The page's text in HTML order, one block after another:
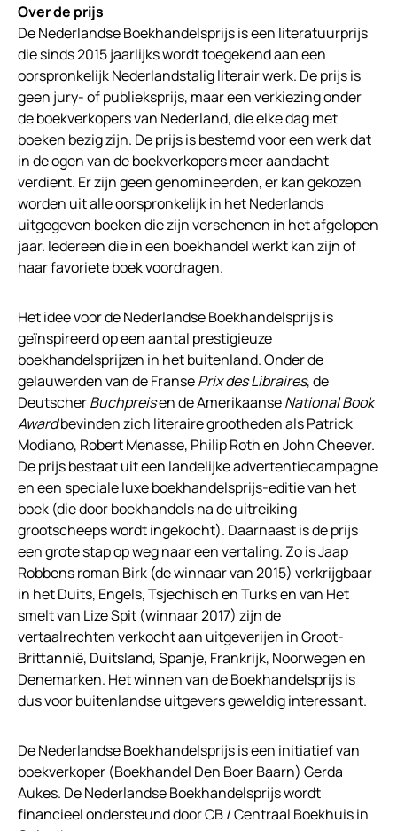
Over de prijs
De Nederlandse Boekhandelsprijs is een literatuurprijs
die sinds 2015 jaarlijks wordt toegekend aan een
oorspronkelijk Nederlandstalig literair werk. De prijs is
geen jury- of publieksprijs, maar een verkiezing onder
de boekverkopers van Nederland, die elke dag met
boeken bezig zijn. De prijs is bestemd voor een werk dat
in de ogen van de boekverkopers meer aandacht
verdient. Er zijn geen genomineerden, er kan gekozen
worden uit alle oorspronkelijk in het Nederlands
uitgegeven boeken die zijn verschenen in het afgelopen
jaar. Iedereen die in een boekhandel werkt kan zijn of
haar favoriete boek voordragen.
Het idee voor de Nederlandse Boekhandelsprijs is
geïnspireerd op een aantal prestigieuze
boekhandelsprijzen in het buitenland. Onder de
gelauwerden van de FransePrix des Libraires, de
DeutscherBuchpreisen de AmerikaanseNational Book
Awardbevinden zich literaire grootheden als Patrick
Modiano, Robert Menasse, Philip Roth en John Cheever.
De prijs bestaat uit een landelijke advertentiecampagne
en een speciale luxe boekhandelsprijs-editie van het
boek (die door boekhandels na de uitreiking
grootscheeps wordt ingekocht). Daarnaast is de prijs
een grote stap op weg naar een vertaling. Zo is Jaap
Robbens roman Birk (de winnaar van 2015) verkrijgbaar
in het Duits, Engels, Tsjechisch en Turks en van Het
smelt van Lize Spit (winnaar 2017) zijn de
vertaalrechten verkocht aan uitgeverijen in Groot-
Brittannië, Duitsland, Spanje, Frankrijk, Noorwegen en
Denemarken. Het winnen van de Boekhandelsprijs is
dus voor buitenlandse uitgevers geweldig interessant.
De Nederlandse Boekhandelsprijs is een initiatief van
boekverkoper (Boekhandel Den Boer Baarn) Gerda
Aukes. De Nederlandse Boekhandelsprijs wordt
financieel ondersteund door CB / Centraal Boekhuis in